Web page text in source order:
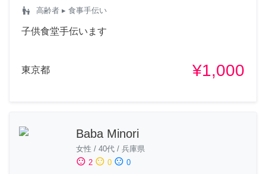
escalator_warning 高齢者 ▸ 食事手伝い
子供食堂手伝います
東京都 ¥1,000
Baba Minori
女性 / 40代 / 兵庫県
sentiment_satisfied 2 sentiment_neutral 0 sentiment_dissatisfied 0